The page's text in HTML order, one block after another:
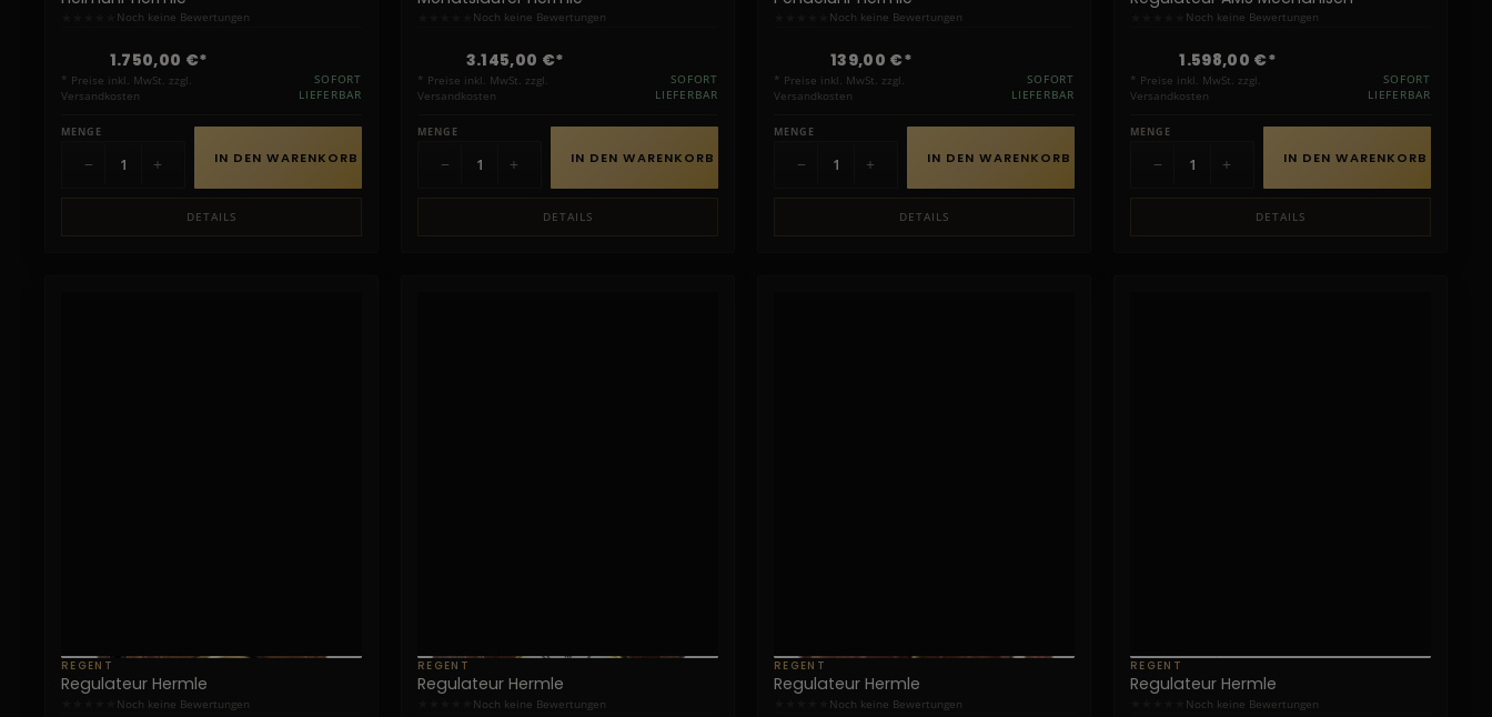
Noch keine Bewertungen
1.750,00 €*
* Preise inkl. MwSt. zzgl.
Versandkosten
SOFORT
LIEFERBAR
MENGE
− + IN DEN WARENKORB
DETAILS
Noch keine Bewertungen
3.145,00 €*
* Preise inkl. MwSt. zzgl.
Versandkosten
SOFORT
LIEFERBAR
MENGE
− + IN DEN WARENKORB
DETAILS
Noch keine Bewertungen
139,00 €*
* Preise inkl. MwSt. zzgl.
Versandkosten
SOFORT
LIEFERBAR
MENGE
− + IN DEN WARENKORB
DETAILS
Noch keine Bewertungen
1.598,00 €*
* Preise inkl. MwSt. zzgl.
Versandkosten
SOFORT
LIEFERBAR
MENGE
− + IN DEN WARENKORB
DETAILS
REGENT
Regulateur Hermle
Noch keine Bewertungen
REGENT
Regulateur Hermle
Noch keine Bewertungen
REGENT
Regulateur Hermle
Noch keine Bewertungen
REGENT
Regulateur Hermle
Noch keine Bewertungen